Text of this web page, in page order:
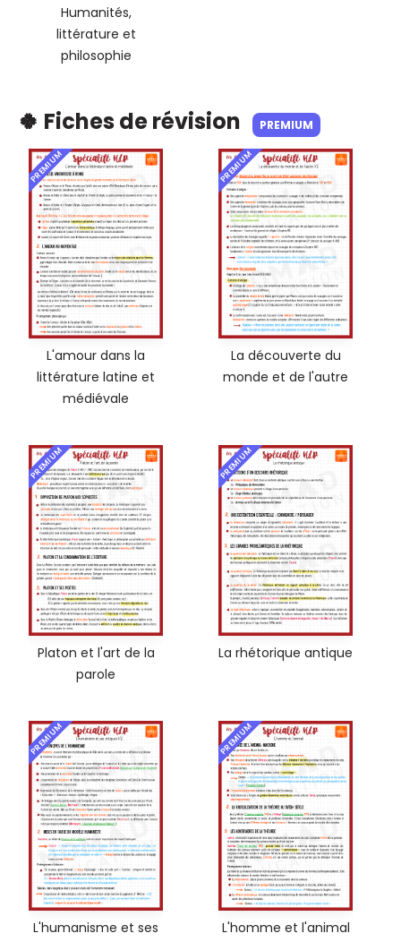
Humanités,
littérature et
philosophie
🍀 Fiches de révision PREMIUM
PREMIUM
L'amour dans la
littérature latine et
médiévale
PREMIUM
La découverte du
monde et de l'autre
PREMIUM
Platon et l'art de la
parole
PREMIUM
La rhétorique antique
PREMIUM
L'humanisme et ses
PREMIUM
L'homme et l'animal